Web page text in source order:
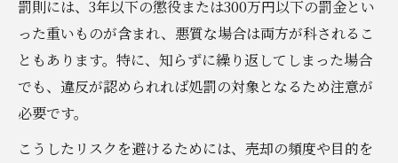
罰則には、3年以下の懲役または300万円以下の罰金とい
った重いものが含まれ、悪質な場合は両方が科されるこ
ともあります。特に、知らずに繰り返してしまった場合
でも、違反が認められれば処罰の対象となるため注意が
必要です。
こうしたリスクを避けるためには、売却の頻度や目的を